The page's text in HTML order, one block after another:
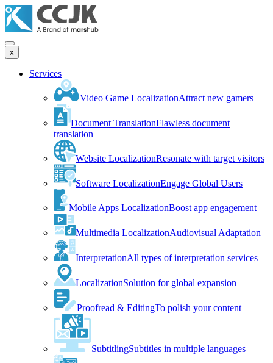
x
Services
Video Game LocalizationAttract new gamers
Document TranslationFlawless document
translation
Website LocalizationResonate with target visitors
Software LocalizationEngage Global Users
Mobile Apps LocalizationBoost app engagement
Multimedia LocalizationAudiovisual Adaptation
InterpretationAll types of interpretation services
LocalizationSolution for global expansion
Proofread & EditingTo polish your content
SubtitlingSubtitles in multiple languages